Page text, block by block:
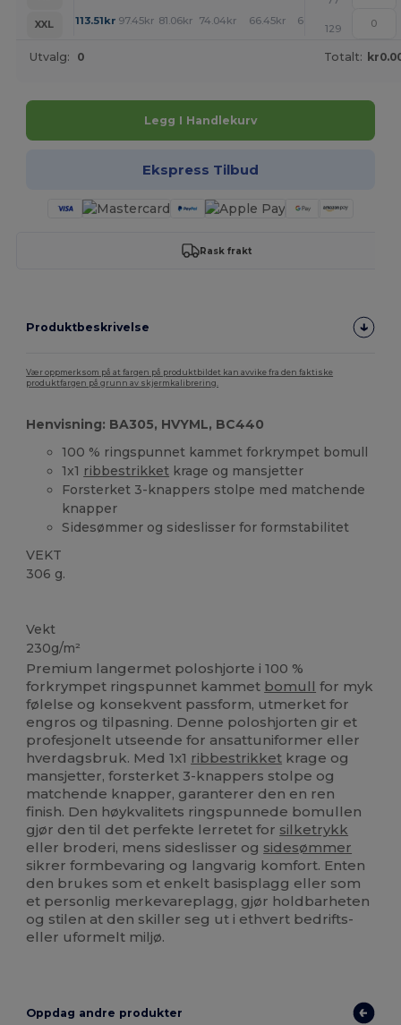
XXL
113.51kr 97.45kr 81.06kr 74.04kr 66.45kr 66.12
129
Utvalg: 0 Totalt:
Legg I Handlekurv
Ekspress Tilbud
Rask frakt
Produktbeskrivelse
Vær oppmerksom på at fargen på produktbildet kan avvike fra den faktiske
produktfargen på grunn av skjermkalibrering.
Henvisning: BA305, HVYML, BC440
100 % ringspunnet kammet forkrympet bomull
1x1 ribbestrikket krage og mansjetter
Forsterket 3-knappers stolpe med matchende
knapper
Sidesømmer og sideslisser for formstabilitet
VEKT
306 g.
Vekt
230g/m²
Premium langermet poloshjorte i 100 %
forkrympet ringspunnet kammet bomull for myk
følelse og konsekvent passform, utmerket for
engros og tilpasning. Denne poloshjorten gir et
profesjonelt utseende for ansattuniformer eller
hverdagsbruk. Med 1x1 ribbestrikket krage og
mansjetter, forsterket 3-knappers stolpe og
matchende knapper, garanterer den en ren
finish. Den høykvalitets ringspunnede bomullen
gjør den til det perfekte lerretet for silketrykk
eller broderi, mens sideslisser og sidesømmer
sikrer formbevaring og langvarig komfort. Enten
den brukes som et enkelt basisplagg eller som
et personlig merkevareplagg, gjør holdbarheten
og stilen at den skiller seg ut i ethvert bedrifts-
eller uformelt miljø.
Oppdag andre produkter